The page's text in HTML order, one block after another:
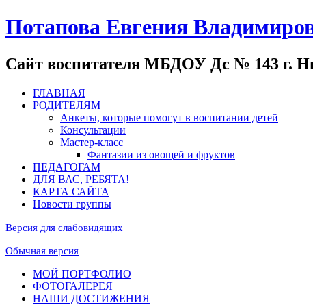
Потапова Евгения
Сайт воспитателя МБДОУ Дс № 143 г.
ГЛАВНАЯ
РОДИТЕЛЯМ
Анкеты, которые помогут в воспитании детей
Консультации
Мастер-класс
Фантазии из овощей и фруктов
ПЕДАГОГАМ
ДЛЯ ВАС, РЕБЯТА!
КАРТА САЙТА
Новости группы
Версия для слабовидящих
Обычная версия
МОЙ ПОРТФОЛИО
ФОТОГАЛЕРЕЯ
НАШИ ДОСТИЖЕНИЯ